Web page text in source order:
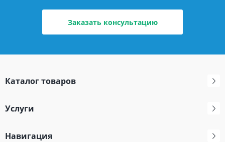
Заказать консультацию
Каталог товаров
Услуги
Навигация